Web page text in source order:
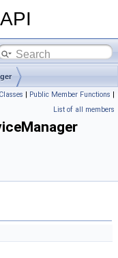
Classes | Public Member Functions |
List of all members